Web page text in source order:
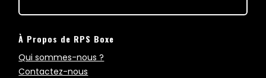
À Propos de RPS Boxe
Qui sommes-nous ?
Contactez-nous